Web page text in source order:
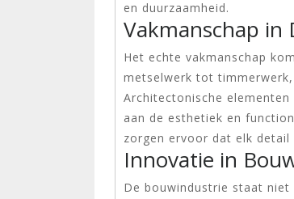
en duurzaamheid.
Vakmanschap in
Het echte vakmanschap
metselwerk tot
Architectonische
aan de esthetiek en
zorgen ervoor dat elk
Innovatie in
De bouwindustrie staat